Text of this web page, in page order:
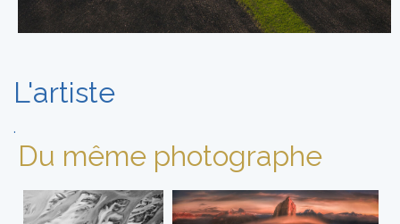
L'artiste
.
Du même photographe